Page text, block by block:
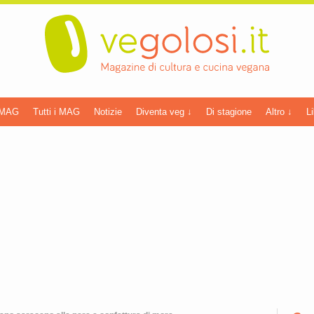
Tutti i MAG Notizie Diventa veg ↓ Di stagione Altro ↓